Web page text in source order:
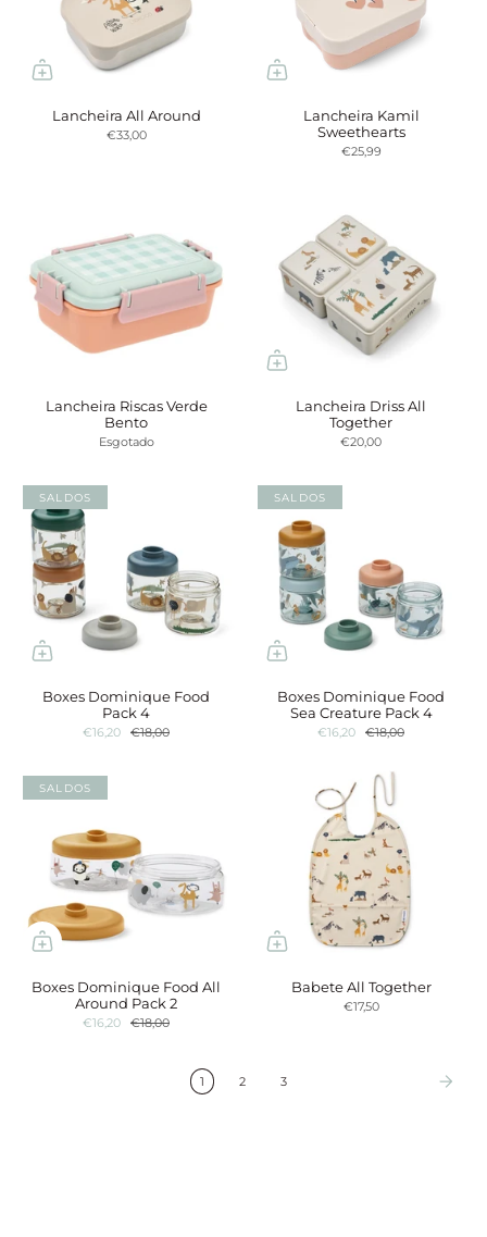
Lancheira All Around
€33,00
Lancheira Kamil
Sweethearts
€25,99
Lancheira Riscas Verde
Bento
Esgotado
Lancheira Driss All
Together
€20,00
SALDOS
Boxes Dominique Food
Pack 4
€16,20 €18,00
SALDOS
Boxes Dominique Food
Sea Creature Pack 4
€16,20 €18,00
SALDOS
Boxes Dominique Food All
Around Pack 2
€16,20 €18,00
Babete All Together
€17,50
1 2 3